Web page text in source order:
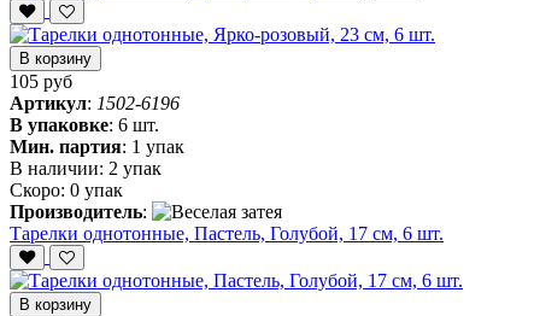
В корзину
105 руб
Артикул: 1502-6196
В упаковке: 6 шт.
Мин. партия: 1 упак
В наличии: 2 упак
Скоро: 0 упак
Производитель:
Тарелки однотонные, Пастель, Голубой, 17 см, 6 шт.
В корзину